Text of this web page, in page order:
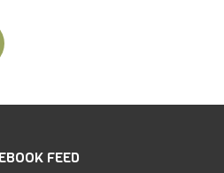
FEED